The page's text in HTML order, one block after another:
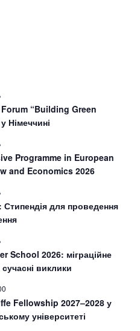
“Building Green
Німеччині
Programme in European
and Economics 2026
Стипендія для проведення
School 2026: міграційне
виклики
Fellowship 2027–2028 у
університеті